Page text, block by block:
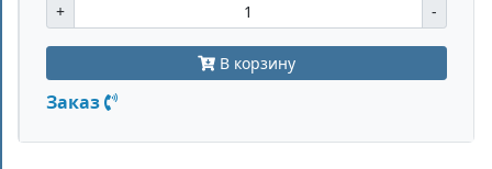
+ -
В корзину
Заказ